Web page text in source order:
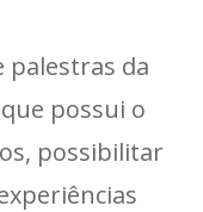
palestras da
possui o
possibilitar